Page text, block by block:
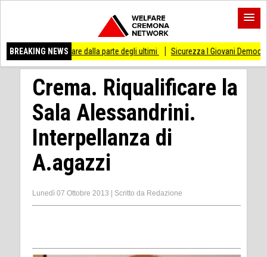
BREAKING NEWS
dalla parte degli ultimi Sicurezza I Giovani Democratici ribattono ai
Crema. Riqualificare la
Sala Alessandrini.
Interpellanza di
A.agazzi
Lunedì 07 Ottobre 2013 Scritto da Redazione